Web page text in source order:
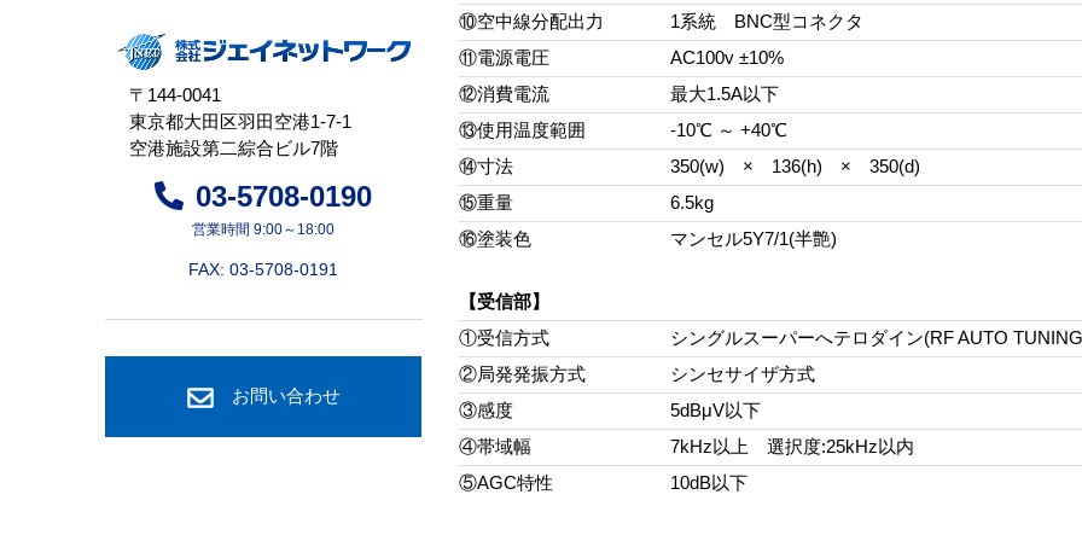
⑩空中線分配出力
1系統 BNC型コネクタ
⑪電源電圧
AC100v ±10%
⑫消費電流
最大1.5A以下
⑬使用温度範囲
-10℃ ～ +40℃
⑭寸法
350(w) × 136(h) × 350(d)
⑮重量
6.5kg
⑯塗装色
マンセル5Y7/1(半艶)
【受信部】
①受信方式
シングルスーパーへテロダイン(RF AUTO
②局発発振方式
シンセサイザ方式
③感度
5dBμV以下
④帯域幅
7kHz以上 選択度:25kHz以内
⑤AGC特性
10dB以下
〒144-0041
東京都大田区羽田空港1-7-1
空港施設第二綜合ビル7階
03-5708-0190
営業時間 9:00～18:00
FAX: 03-5708-0191
お問い合わせ